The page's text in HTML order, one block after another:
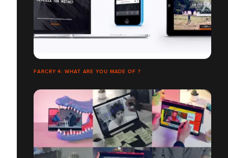
FARCRY 4: WHAT ARE YOU MADE OF ?